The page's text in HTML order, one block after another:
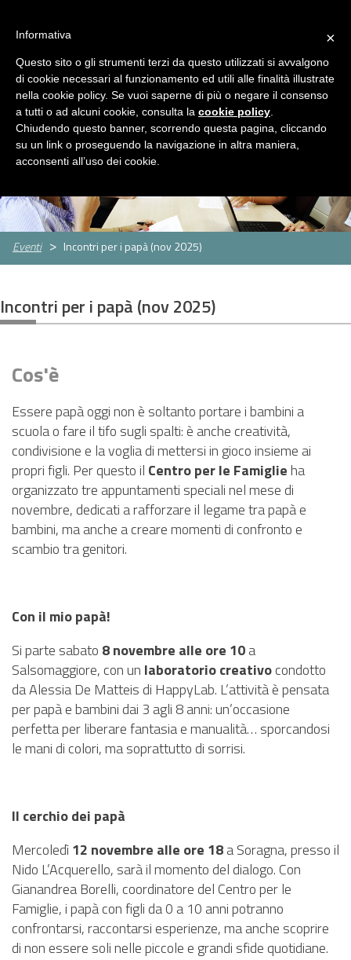
MENU
Servizi Rassegna Stampa Contatti
Eventi Incontri per i papà (nov 2025)
Incontri per i papà (nov 2025)
Cos'è
Essere papà oggi non è soltanto portare i bambini a
scuola o fare il tifo sugli spalti: è anche creatività,
condivisione e la voglia di mettersi in gioco insieme ai
propri figli. Per questo il Centro per le Famiglieha
organizzato tre appuntamenti speciali nel mese di
novembre, dedicati a rafforzare il legame tra papà e
bambini, ma anche a creare momenti di confronto e
scambio tra genitori.
Con il mio papà!
Si parte sabato 8 novembre alle ore 10a
Salsomaggiore, con un laboratorio creativocondotto
da Alessia De Matteis di HappyLab. L’attività è pensata
per papà e bambini dai 3 agli 8 anni: un’occasione
perfetta per liberare fantasia e manualità… sporcandosi
le mani di colori, ma soprattutto di sorrisi.
Il cerchio dei papà
Mercoledì12 novembre alle ore 18a Soragna, presso il
Nido L’Acquerello, sarà il momento del dialogo. Con
Gianandrea Borelli, coordinatore del Centro per le
Famiglie, i papà con figli da 0 a 10 anni potranno
confrontarsi, raccontarsi esperienze, ma anche scoprire
di non essere soli nelle piccole e grandi sfide quotidiane.
CHI
SIAMO
SERVIZI
Servizio
Sociale
Centro
per
famiglie
Strutture
per
Sportello
assistenti
CONCORSI
GARE
Concorsi
gare
Concorsi
gare
AMMINISTRAZIONE
TRASPARENTE
PNRR
Cos'è
PNRR
Progetti
Allegati
EVENTI
CONTATTI
×
Informativa
Questo sito o gli strumenti terzi da questo utilizzati si avvalgono
di cookie necessari al funzionamento ed utili alle finalità illustrate
nella cookie policy. Se vuoi saperne di più o negare il consenso
a tutti o ad alcuni cookie, consulta la cookie policy
Chiudendo questo banner, scorrendo questa pagina, cliccando
su un link o proseguendo la navigazione in altra maniera,
acconsenti all’uso dei cookie.